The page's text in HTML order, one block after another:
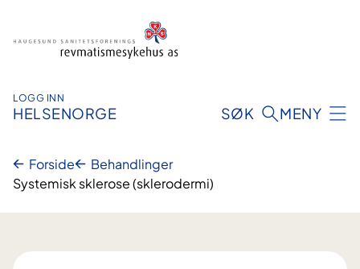
LOGG INN
HELSENORGE SØK MENY
Forside
Behandlinger
Systemisk sklerose (sklerodermi)